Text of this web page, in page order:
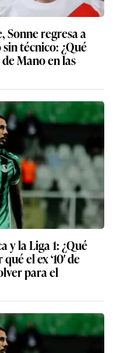
Sonne regresa a
técnico: ¿Qué
Mano en las
la Liga 1: ¿Qué
el ex ‘10′ de
para el